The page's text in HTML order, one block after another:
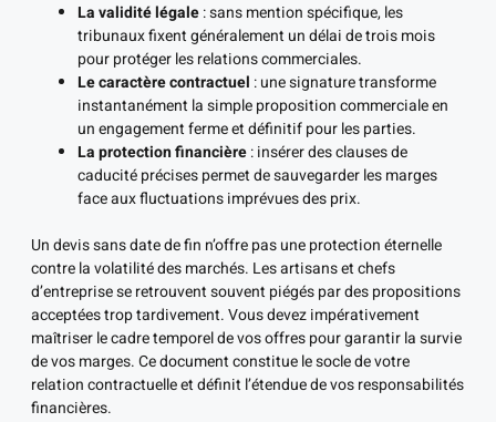
La validité légale: sans mention spécifique, les
tribunaux fixent généralement un délai de trois mois
pour protéger les relations commerciales.
Le caractère contractuel : une signature transforme
instantanément la simple proposition commerciale en
un engagement ferme et définitif pour les parties.
La protection financière: insérer des clauses de
caducité précises permet de sauvegarder les marges
face aux fluctuations imprévues des prix.
Un devis sans date de fin n’offre pas une protection éternelle
contre la volatilité des marchés. Les artisans et chefs
d’entreprise se retrouvent souvent piégés par des propositions
acceptées trop tardivement. Vous devez impérativement
maîtriser le cadre temporel de vos offres pour garantir la survie
de vos marges. Ce document constitue le socle de votre
relation contractuelle et définit l’étendue de vos responsabilités
financières.